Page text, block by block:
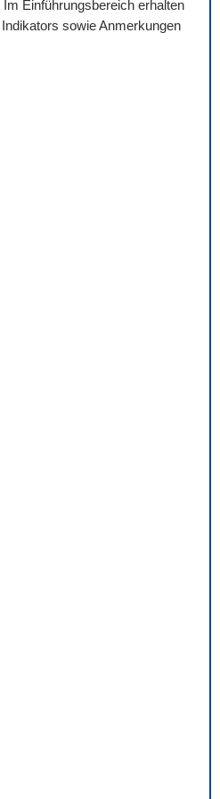
Im Einführungsbereich erhalten
sowie Anmerkungen